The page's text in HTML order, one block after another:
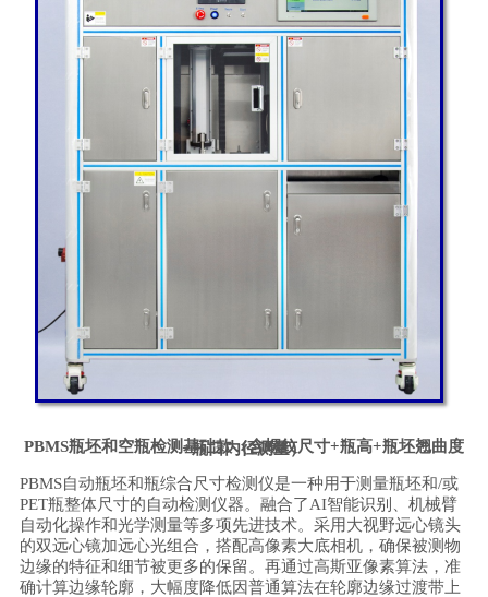
PBMS瓶坯和空瓶检测基础款（含螺纹尺寸
+瓶高+瓶坯翘曲度+瓶口内径测量）
PBMS自动瓶坯和瓶综合尺寸检测仪是一种用于测量瓶坯和/或
PET瓶整体尺寸的自动检测仪器。融合了AI智能识别、机械臂
自动化操作和光学测量等多项先进技术。采用大视野远心镜头
的双远心镜加远心光组合，搭配高像素大底相机，确保被测物
边缘的特征和细节被更多的保留。再通过高斯亚像素算法，准
确计算边缘轮廓，大幅度降低因普通算法在轮廓边缘过渡带上